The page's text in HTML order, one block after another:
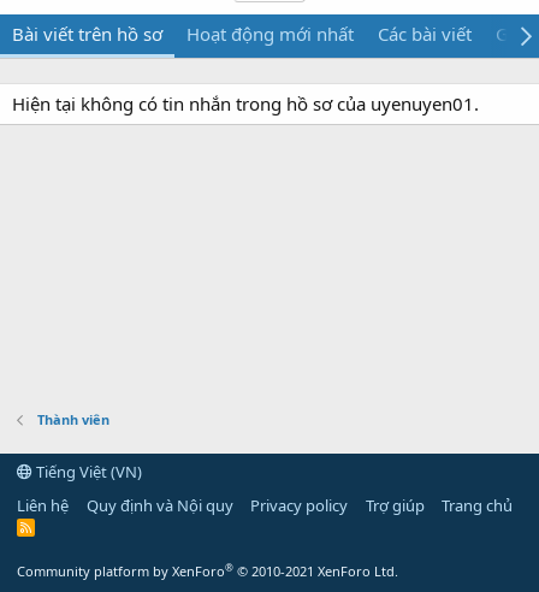
Bài viết trên hồ sơ Hoạt động mới nhất Các bài viết Giới
Hiện tại không có tin nhắn trong hồ sơ của uyenuyen01.
Thành viên
Tiếng Việt (VN)
Liên hệ
Quy định và Nội quy Privacy policy Trợ giúp Trang chủ
R
Community platform by XenForo® © 2010-2021 XenForo Ltd.